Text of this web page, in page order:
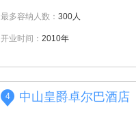
最多容纳人数： 300人
开业时间： 2010年
4 中山皇爵卓尔巴酒店